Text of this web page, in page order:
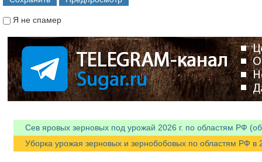
Я не спамер
Сев яровых зерновых под урожай 2026 г. по областям РФ
Уборка урожая зерновых и зернобобовых по областям РФ в